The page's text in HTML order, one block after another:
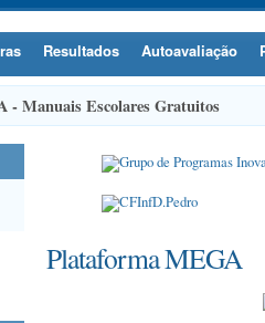
Resultados Autoavaliação
- Manuais Escolares Gratuitos
Plataforma MEGA